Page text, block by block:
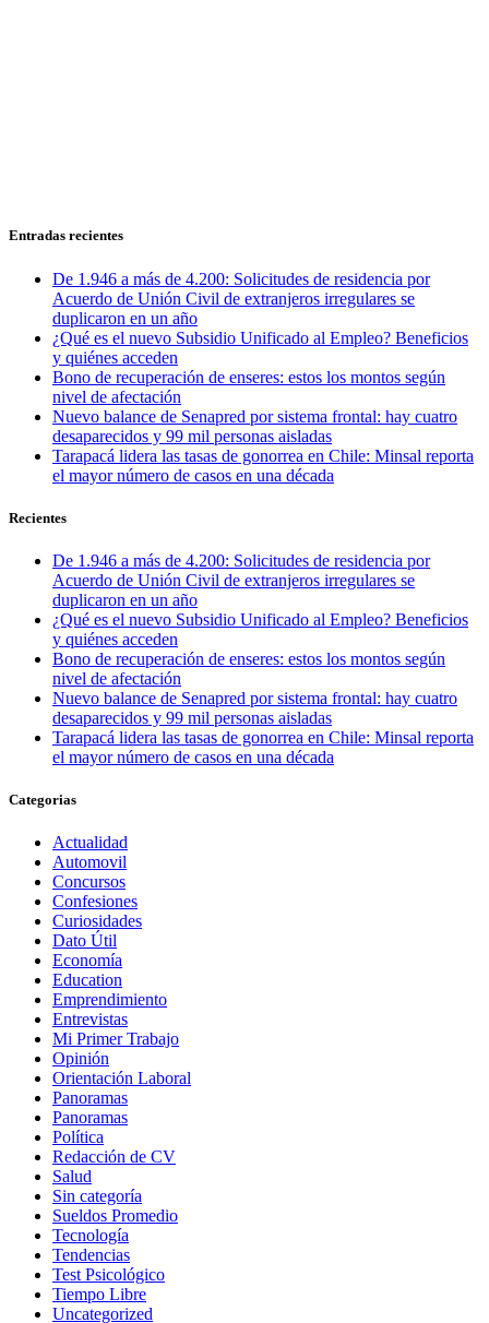
Entradas recientes
De 1.946 a más de 4.200: Solicitudes de residencia por
Acuerdo de Unión Civil de extranjeros irregulares se
duplicaron en un año
¿Qué es el nuevo Subsidio Unificado al Empleo? Beneficios
y quiénes acceden
Bono de recuperación de enseres: estos los montos según
nivel de afectación
Nuevo balance de Senapred por sistema frontal: hay cuatro
desaparecidos y 99 mil personas aisladas
Tarapacá lidera las tasas de gonorrea en Chile: Minsal reporta
el mayor número de casos en una década
Recientes
De 1.946 a más de 4.200: Solicitudes de residencia por
Acuerdo de Unión Civil de extranjeros irregulares se
duplicaron en un año
¿Qué es el nuevo Subsidio Unificado al Empleo? Beneficios
y quiénes acceden
Bono de recuperación de enseres: estos los montos según
nivel de afectación
Nuevo balance de Senapred por sistema frontal: hay cuatro
desaparecidos y 99 mil personas aisladas
Tarapacá lidera las tasas de gonorrea en Chile: Minsal reporta
el mayor número de casos en una década
Categorias
Actualidad
Automovil
Concursos
Confesiones
Curiosidades
Dato Útil
Economía
Education
Emprendimiento
Entrevistas
Mi Primer Trabajo
Opinión
Orientación Laboral
Panoramas
Panoramas
Política
Redacción de CV
Salud
Sin categoría
Sueldos Promedio
Tecnología
Tendencias
Test Psicológico
Tiempo Libre
Uncategorized